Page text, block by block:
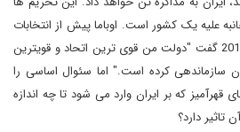
علیه یک کشور است. اوباما پیش از انتخابات
ریاست جمهوری، در 22 اکتبر 2012 گفت "دولت من قوی ترین اتحاد و قویترین
سازماندهی کرده است." اما سئوال اساسی را
که بر ایران وارد می شود تا چه اندازه
تاثیر دارد؟